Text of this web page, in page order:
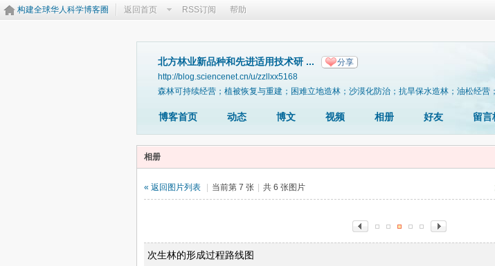
构建全球华人科学博客圈 返回首页 RSS订阅 帮助
北方林业新品种和先进适用技术研 ... 分享
http://blog.sciencenet.cn/u/zzllxx5168
森林可持续经营；植被恢复与重建；困难立地造林；沙漠化防治；抗旱保水造林；油松经
博客首页 动态 博文 视频 相册 好友 留言
相册
« 返回图片列表 当前第 7 张 共 6 张图片
次生林的形成过程路线图